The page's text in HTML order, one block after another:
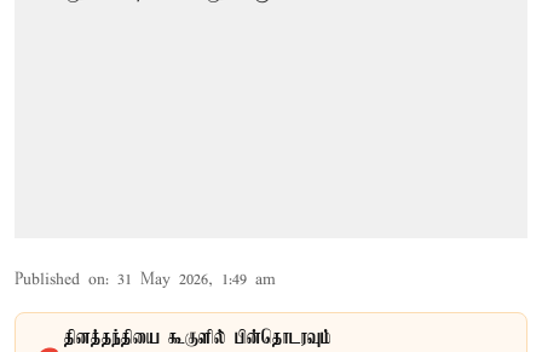
Published on: 31 May 2026, 1:49 am
தினத்தந்தியை கூகுளில் பின்தொடரவும்